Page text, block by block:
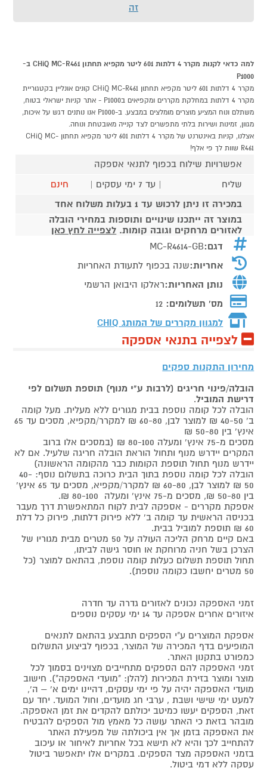
זה
למה כדאי לקנות מקרר 4 דלתות 601 ליטר מקפיא תחתון CHiQ MC-R461 ב-
P1000
מקרר 4 דלתות 601 ליטר מקפיא תחתון CHiQ MC-R461 קונים אונליין בקטגוריית
מקרר 4 דלתות במחלקת מקררים ומקפיאים בP1000 - אתר קניות ישראלי בטוח,
משתלם ונוח המציע מוצרים מומלצים במבצע. ב-P1000 אנו נותנים דגש על איכות,
מגוון, זמינות ושירות בלתי מתפשרים לצד קנייה מאובטחת ונוחה.
אצלנו, קניות באינטרנט של מקרר 4 דלתות 601 ליטר מקפיא תחתון CHiQ MC-
R461 שוות לך פי אלף!
אפשרויות שילוח בכפוף לתנאי אספקה
שליח
| עד 7 ימי עסקים |
חינם
במכירה זו ניתן לרכוש עד 1 בעלות משלוח אחד
במוצר זה ייתכנו שינויים ותוספות במחירי הובלה
לאזורים מרחקים וגובה קומות. לצפייה לחץ כאן
דגם:MC-R4614-GB
אחריות:שנה בכפוף לתעודת האחריות
נותן האחריות:ראלקו היבואן הרשמי
מס' תשלומים: 12
למגוון מקררים של המותג CHIQ
לצפייה בתנאי אספקה
מחירון התקנות ספקים
הובלה/פינוי חריגים (לרבות ע"י מנוף) תוספת תשלום לפי
דרישת המוביל.
הובלה לכל קומה נוספת בבית מגורים ללא מעלית. מעל קומה
ב' 40-50 ₪ למוצר לבן, 60-80 ₪ למקרר/מקפיא, מסכים עד 65
אינץ' בין 50-80 ₪
מסכים מ-75 אינץ' ומעלה 80-100 ₪ (במסכים אלו ברוב
המקרים יידרש מנוף ותחול הוראת הובלה חריגה שלעיל. אם לא
יידרש מנוף תחול תוספת הקומות כבר מהקומה הראשונה)
הובלה לכל קומה נוספת בתוך הבית כרוכה בתשלום נוסף: 40-
50 ₪ למוצר לבן, 60-80 ₪ למקרר/מקפיא, מסכים עד 65 אינץ'
בין 50-80 ₪, מסכים מ-75 אינץ' ומעלה 80-100 ₪.
אספקת מקררים - אספקה לבית לקוח המתאפשרת דרך מעבר
בכניסה הראשית עד קומה ב' ללא פירוק דלתות, פירוק כל דלת
60 ₪ תוספת למוביל בבית.
באם קיים מרחק הליכה העולה על 50 מטרים מבית מגוריו של
הצרכן בשל חניה מרוחקת או חוסר גישה לביתו,
תחול תוספת תשלום כעלות קומה נוספת, בהתאם למוצר (כל
50 מטרים יחשבו כקומה נוספת).
זמני האספקה נכונים לאזורים גדרה עד חדרה
איזורים אחרים אספקה עד 14 ימי עסקים נוספים
אספקת המוצרים ע"י הספקים תתבצע בהתאם לתנאים
המופיעים בדף המכירה של המוצר, בכפוף לביצוע התשלום
כמפורט בתקנון האתר.
זמני האספקה להם הספקים מתחייבים מצוינים בסמוך לכל
מוצר ומוצר בזירת המכירות (להלן: "מועדי האספקה"). חישוב
מועדי האספקה יהיה על פי ימי עסקים, דהיינו ימים א' – ה',
למעט ימי שישי ושבת , ערבי חג מועדים, וחול המועד. יחד עם
זאת, הספקים יעשו כמיטב יכולתם להקדים את זמן האספקה.
מובהר בזאת כי האתר עושה כל מאמץ מול הספקים להבטיח
את האספקה בזמן אך אין ביכולתה של מפעילת האתר
להתחייב לכך והיא לא תישא בכל אחריות לאיחור או עיכוב
בזמני האספקה מצד הספקים. במקרים אלו יתאפשר ביטול
עסקה ללא דמי ביטול.